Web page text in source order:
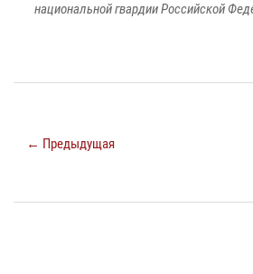
национальной гвардии Российской
← Предыдущая